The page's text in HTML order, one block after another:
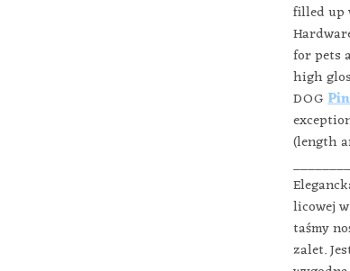
filled up
for pets
high
DOG
(length
licowej
taśmy
zalet.